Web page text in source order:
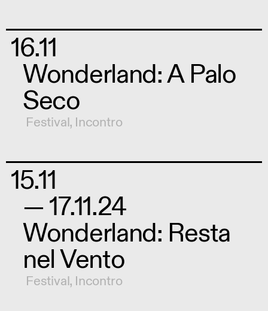
16.11
Wonderland: A Palo
Seco
Festival, Incontro
15.11
— 17.11.24
Wonderland: Resta
nel Vento
Festival, Incontro